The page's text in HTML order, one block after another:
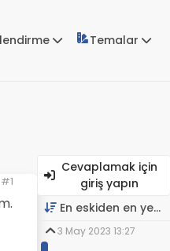
Temalar
#1
Cevaplamak için
giriş yapın
En eskiden en yeniye
3 May 2023 13:27